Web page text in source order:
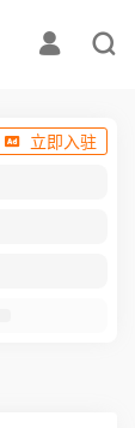
立即入驻